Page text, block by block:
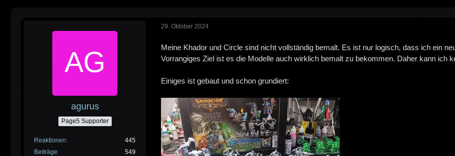
agurus
Page5 Supporter
Reaktionen
445
Beiträge
549
29. Oktober 2024
Meine Khador und Circle sind nicht vollständig bemalt. Es ist nur logisch, dass ich ein
Vorrangiges Ziel ist es die Modelle auch wirklich bemalt zu bekommen. Daher kann ich
Einiges ist gebaut und schon grundiert: